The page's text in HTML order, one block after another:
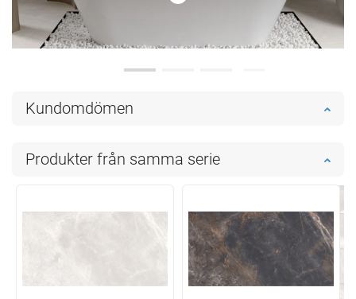
Kundomdömen
Produkter från samma serie